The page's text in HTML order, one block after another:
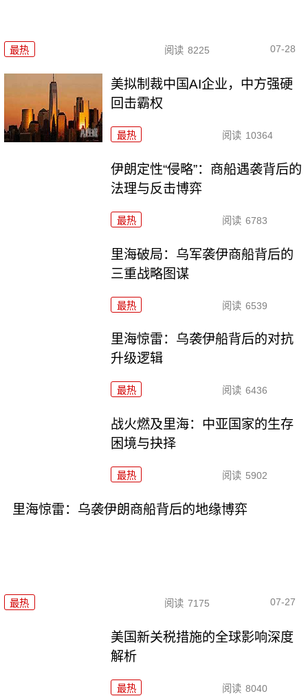
最热 阅读 8225 07-28
美拟制裁中国AI企业，中方强硬
回击霸权
最热 阅读 10364
伊朗定性“侵略”：商船遇袭背后的
法理与反击博弈
最热 阅读 6783
里海破局：乌军袭伊商船背后的
三重战略图谋
最热 阅读 6539
里海惊雷：乌袭伊船背后的对抗
升级逻辑
最热 阅读 6436
战火燃及里海：中亚国家的生存
困境与抉择
最热 阅读 5902
里海惊雷：乌袭伊朗商船背后的地缘博弈
最热 阅读 7175 07-27
美国新关税措施的全球影响深度
解析
最热 阅读 8040